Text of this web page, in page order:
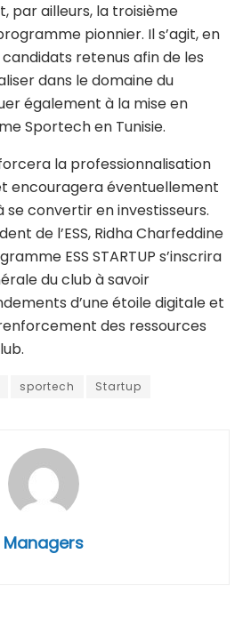
par ailleurs, la troisième
pionnier. Il s’agit, en
retenus afin de les
dans le domaine du
également à la mise en
Sportech en Tunisie.
la professionnalisation
encouragera éventuellement
convertir en investisseurs.
de l’ESS, Ridha Charfeddine
ESS STARTUP s’inscrira
du club à savoir
d’une étoile digitale et
des ressources
sportech Startup
Managers